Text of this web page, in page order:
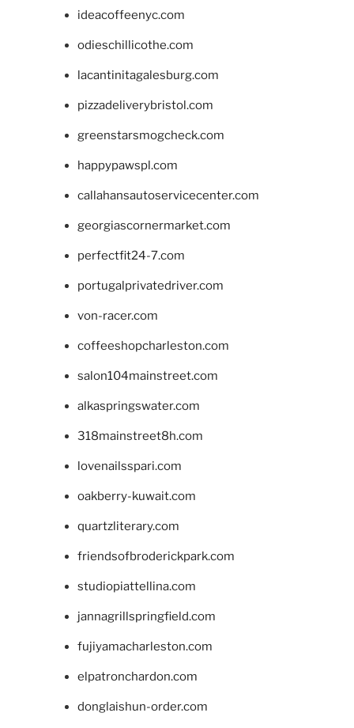
ideacoffeenyc.com
odieschillicothe.com
lacantinitagalesburg.com
pizzadeliverybristol.com
greenstarsmogcheck.com
happypawspl.com
callahansautoservicecenter.com
georgiascornermarket.com
perfectfit24-7.com
portugalprivatedriver.com
von-racer.com
coffeeshopcharleston.com
salon104mainstreet.com
alkaspringswater.com
318mainstreet8h.com
lovenailsspari.com
oakberry-kuwait.com
quartzliterary.com
friendsofbroderickpark.com
studiopiattellina.com
jannagrillspringfield.com
fujiyamacharleston.com
elpatronchardon.com
donglaishun-order.com